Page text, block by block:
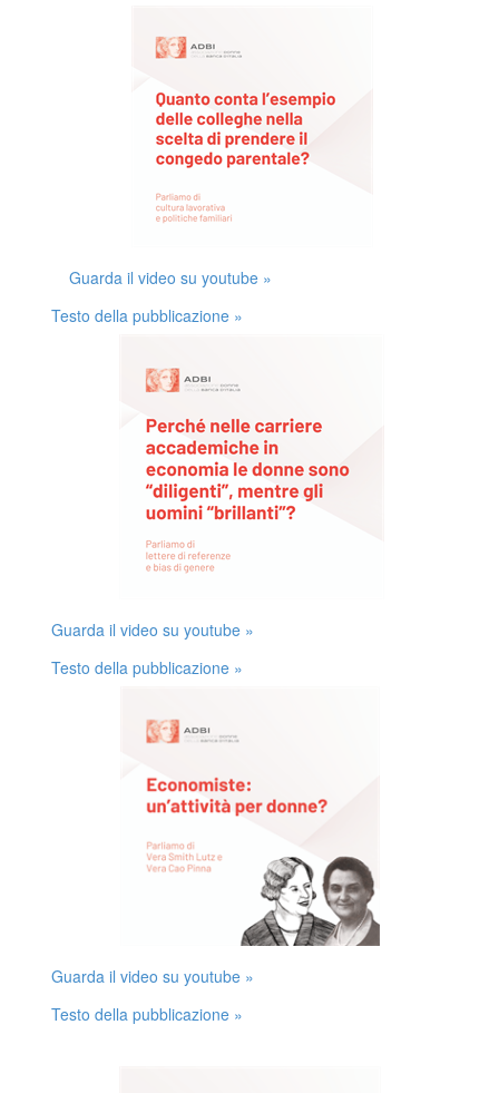
Guarda il video su youtube »
Testo della pubblicazione »
Guarda il video su youtube »
Testo della pubblicazione »
Guarda il video su youtube »
Testo della pubblicazione »